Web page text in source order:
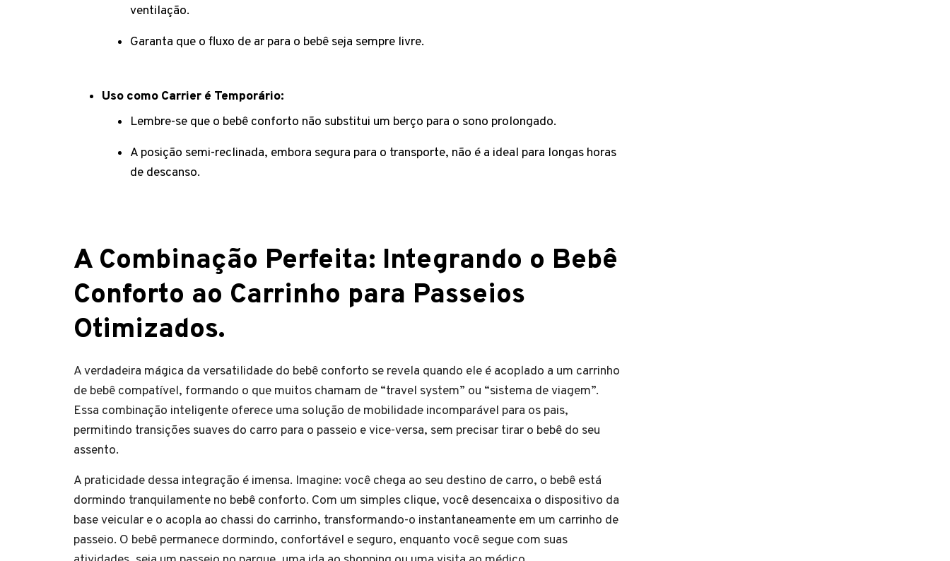
ventilação.
Garanta que o fluxo de ar para o bebê seja sempre livre.
Uso como Carrier é Temporário:
Lembre-se que o bebê conforto não substitui um berço para o sono prolongado.
A posição semi-reclinada, embora segura para o transporte, não é a ideal para longas horas
de descanso.
A Combinação Perfeita: Integrando o Bebê
Conforto ao Carrinho para Passeios
Otimizados.
A verdadeira mágica da versatilidade do bebê conforto se revela quando ele é acoplado a um carrinho
de bebê compatível, formando o que muitos chamam de “travel system” ou “sistema de viagem”.
Essa combinação inteligente oferece uma solução de mobilidade incomparável para os pais,
permitindo transições suaves do carro para o passeio e vice-versa, sem precisar tirar o bebê do seu
assento.
A praticidade dessa integração é imensa. Imagine: você chega ao seu destino de carro, o bebê está
dormindo tranquilamente no bebê conforto. Com um simples clique, você desencaixa o dispositivo da
base veicular e o acopla ao chassi do carrinho, transformando-o instantaneamente em um carrinho de
passeio. O bebê permanece dormindo, confortável e seguro, enquanto você segue com suas